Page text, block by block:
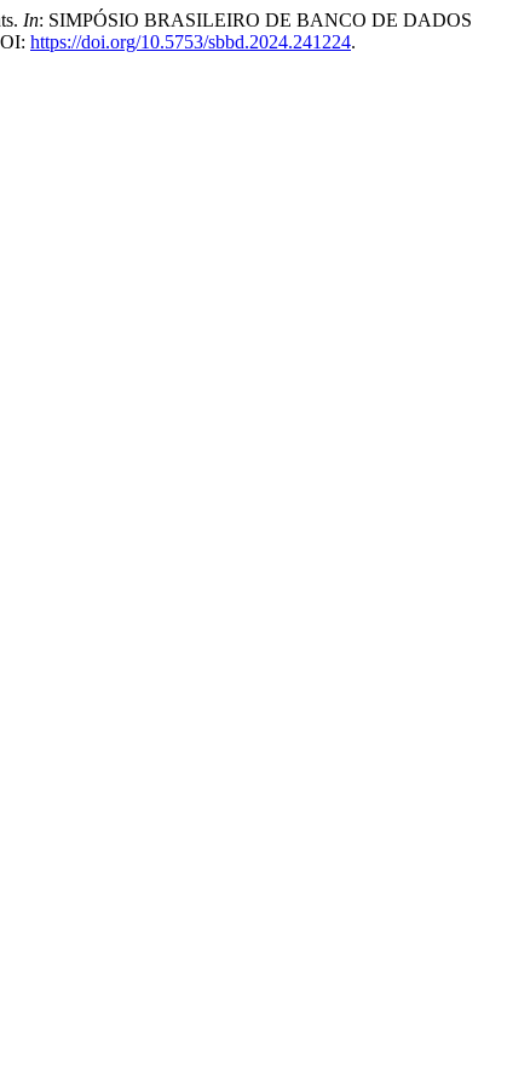
In: SIMPÓSIO BRASILEIRO DE BANCO DE DADOS
https://doi.org/10.5753/sbbd.2024.241224.